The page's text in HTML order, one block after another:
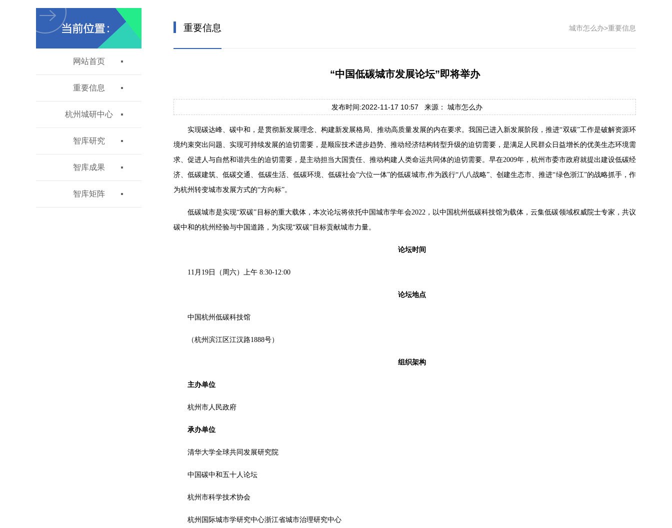
网站首页
重要信息
杭州城研中心
智库研究
智库成果
智库矩阵
重要信息 城市怎么办>重要信息
“中国低碳城市发展论坛”即将举办
发布时间:2022-11-17 10:57 来源： 城市怎么办
实现碳达峰、碳中和，是贯彻新发展理念、构建新发展格局、推动高质量发展的内在要求。我国已进入新发展阶段，推进“双碳”工作是破解资源环
境约束突出问题、实现可持续发展的迫切需要，是顺应技术进步趋势、推动经济结构转型升级的迫切需要，是满足人民群众日益增长的优美生态环境需
求、促进人与自然和谐共生的迫切需要，是主动担当大国责任、推动构建人类命运共同体的迫切需要。早在2009年，杭州市委市政府就提出建设低碳经
济、低碳建筑、低碳交通、低碳生活、低碳环境、低碳社会“六位一体”的低碳城市,作为践行“八八战略”、创建生态市、推进“绿色浙江”的战略抓手，作
为杭州转变城市发展方式的“方向标”。
低碳城市是实现“双碳”目标的重大载体，本次论坛将依托中国城市学年会2022，以中国杭州低碳科技馆为载体，云集低碳领域权威院士专家，共议
碳中和的杭州经验与中国道路，为实现“双碳”目标贡献城市力量。
论坛时间
11月19日（周六）上午 8:30-12:00
论坛地点
中国杭州低碳科技馆
（杭州滨江区江汉路1888号）
组织架构
主办单位
杭州市人民政府
承办单位
清华大学全球共同发展研究院
中国碳中和五十人论坛
杭州市科学技术协会
杭州国际城市学研究中心浙江省城市治理研究中心